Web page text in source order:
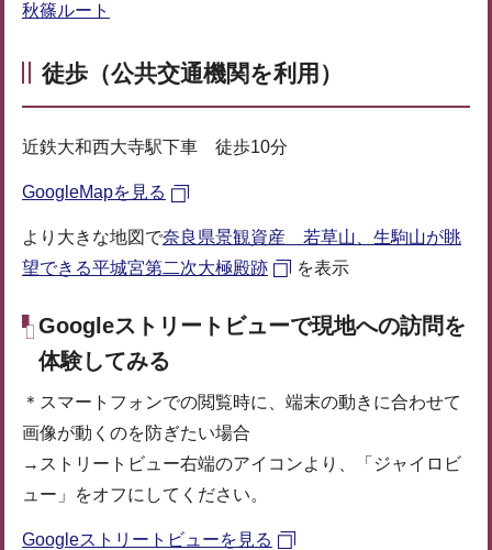
秋篠ルート
徒歩（公共交通機関を利用）
近鉄大和西大寺駅下車 徒歩10分
GoogleMapを見る
より大きな地図で奈良県景観資産 若草山、生駒山が眺
望できる平城宮第二次大極殿跡
を表示
Googleストリートビューで現地への訪問を
体験してみる
＊スマートフォンでの閲覧時に、端末の動きに合わせて
画像が動くのを防ぎたい場合
→ストリートビュー右端のアイコンより、「ジャイロビ
ュー」をオフにしてください。
Googleストリートビューを見る